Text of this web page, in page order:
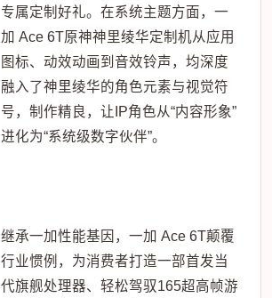
专属定制好礼。在系统主题方面，一
加 Ace 6T原神神里绫华定制机从应用
图标、动效动画到音效铃声，均深度
融入了神里绫华的角色元素与视觉符
号，制作精良，让IP角色从“内容形象”
进化为“系统级数字伙伴”。
继承一加性能基因，一加 Ace 6T颠覆
行业惯例，为消费者打造一部首发当
代旗舰处理器、轻松驾驭165超高帧游